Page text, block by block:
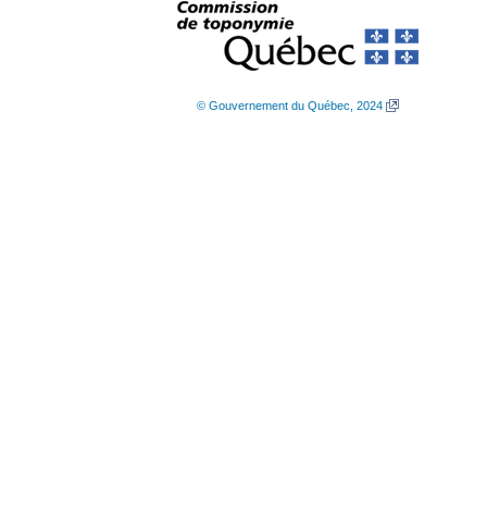
© Gouvernement du Québec, 2024